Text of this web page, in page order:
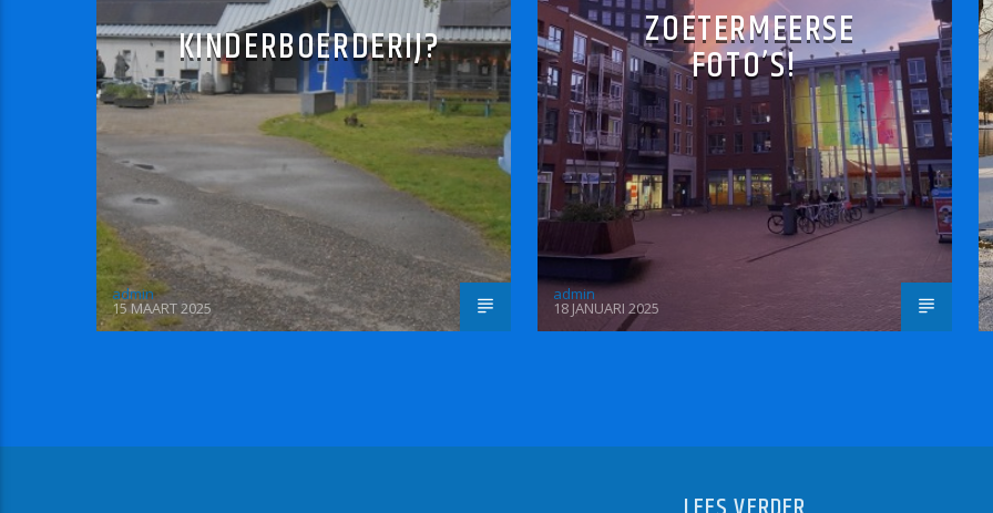
KINDERBOERDERIJ?
admin
15 MAART 2025
ZOETERMEERSE
FOTO’S!
admin
18 JANUARI 2025